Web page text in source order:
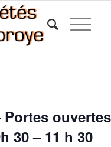
ouvertes
30 – 11 h 30